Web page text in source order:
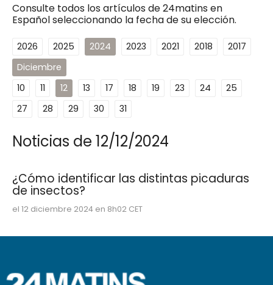
Consulte todos los artículos de 24matins en
Español seleccionando la fecha de su elección.
2026 2025 2024 2023 2021 2018
2017
Diciembre
10
11 12 13 17 18 19 23 24
25
27
28 29 30 31
Noticias de 12/12/2024
¿Cómo identificar las distintas picaduras
de insectos?
el 12 diciembre 2024 en 8h02 CET